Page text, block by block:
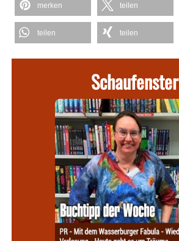
merken teilen
teilen teilen
Schaufenster